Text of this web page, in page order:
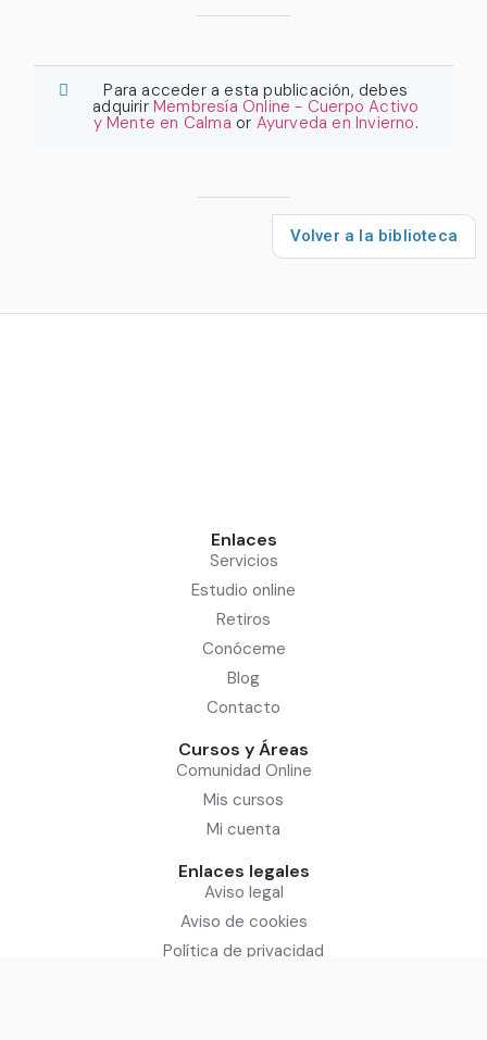
Para acceder a esta publicación, debes
adquirir Membresía Online - Cuerpo Activo
y Mente en Calma or Ayurveda en Invierno.
Volver a la biblioteca
Enlaces
Servicios
Estudio online
Retiros
Conóceme
Blog
Contacto
Cursos y Áreas
Comunidad Online
Mis cursos
Mi cuenta
Enlaces legales
Aviso legal
Aviso de cookies
Política de privacidad